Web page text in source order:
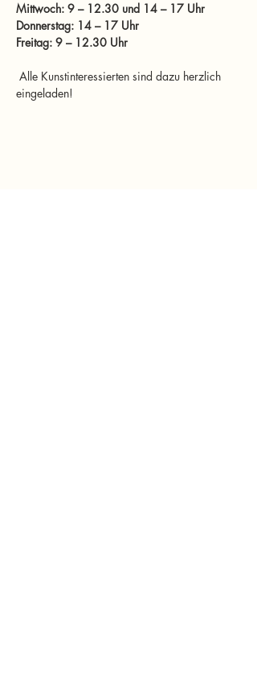
Mittwoch: 9 – 12.30 und 14 – 17 Uhr
Donnerstag: 14 – 17 Uhr
Freitag: 9 – 12.30 Uhr
Alle Kunstinteressierten sind dazu herzlich
eingeladen!